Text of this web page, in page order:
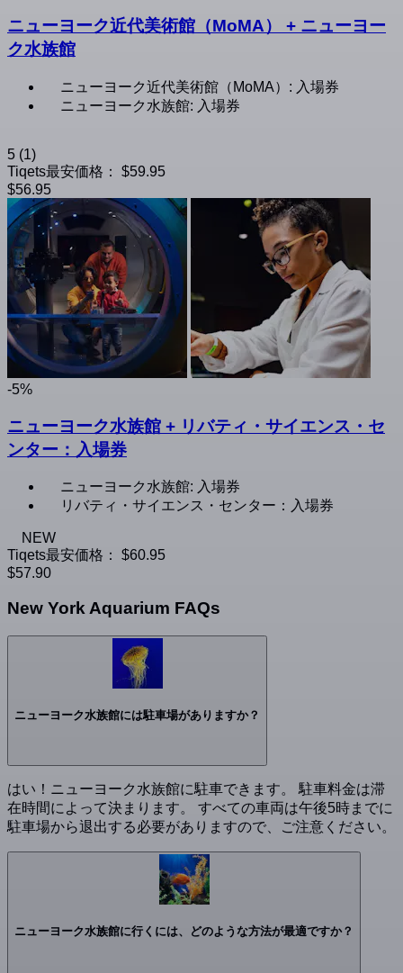
ニューヨーク近代美術館（MoMA） + ニューヨー
ク水族館
ニューヨーク近代美術館（MoMA）: 入場券
ニューヨーク水族館: 入場券
5 (1)
Tiqets最安価格：
$59.95
$56.95
-5%
ニューヨーク水族館 + リバティ・サイエンス・セ
ンター：入場券
ニューヨーク水族館: 入場券
リバティ・サイエンス・センター：入場券
NEW
Tiqets最安価格：
$60.95
$57.90
New York Aquarium FAQs
ニューヨーク水族館には駐車場がありますか？
はい！ニューヨーク水族館に駐車できます。 駐車料金は滞
在時間によって決まります。 すべての車両は午後5時までに
駐車場から退出する必要がありますので、ご注意ください。
ニューヨーク水族館に行くには、どのような方法が最適ですか？